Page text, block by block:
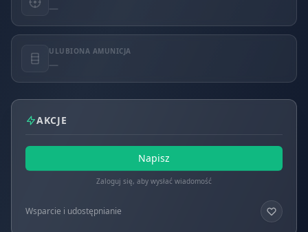
—
ULUBIONA AMUNICJA
—
AKCJE
Napisz
Zaloguj się, aby wysłać wiadomość
Wsparcie i udostępnianie